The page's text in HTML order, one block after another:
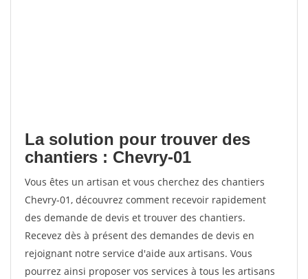
La solution pour trouver des
chantiers : Chevry-01
Vous êtes un artisan et vous cherchez des chantiers
Chevry-01, découvrez comment recevoir rapidement
des demande de devis et trouver des chantiers.
Recevez dès à présent des demandes de devis en
rejoignant notre service d'aide aux artisans. Vous
pourrez ainsi proposer vos services à tous les artisans